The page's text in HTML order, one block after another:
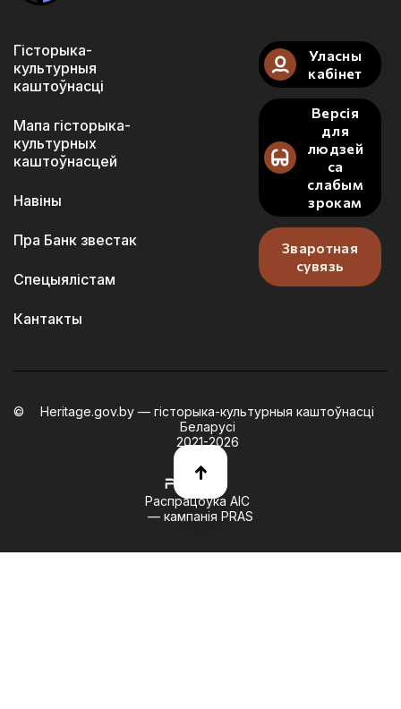
Гісторыка-
культурныя
каштоўнасці
Мапа гісторыка-
культурных
каштоўнасцей
Навіны
Пра Банк звестак
Спецыялістам
Кантакты
Уласны
кабінет
Версія
для
людзей
са
слабым
зрокам
Зваротная
сувязь
Heritage.gov.by — гісторыка-культурныя каштоўнасці
Беларусі
2021-2026
Распрацоўка АІС
— кампанія PRAS